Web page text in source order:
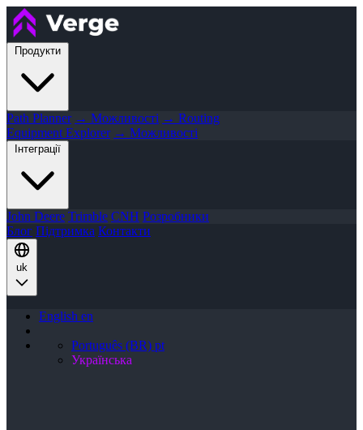
Продукти
Path Planner → Можливості → Routing
Equipment Explorer → Можливості
Інтеграції
John Deere Trimble CNH Розробники
Блог Підтримка Контакти
uk
English en
Português (BR) pt
Українська